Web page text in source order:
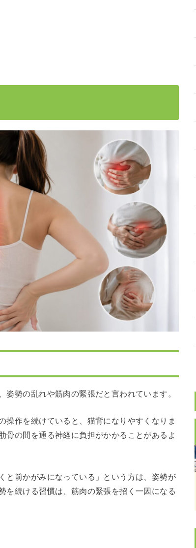
勢の乱れや筋肉の緊張だと言われています。
操作を続けていると、猫背になりやすくなりま
骨の間を通る神経に負担がかかることがあるよ
と前かがみになっている」という方は、姿勢が
を続ける習慣は、筋肉の緊張を招く一因になる